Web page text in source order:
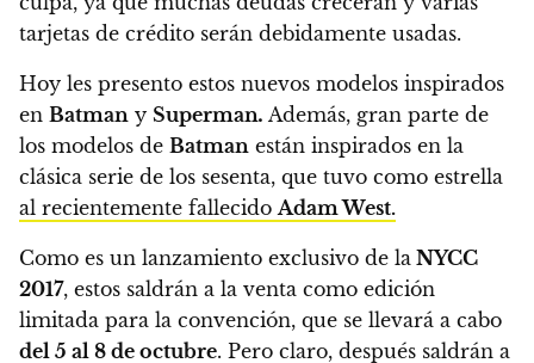
tarjetas de crédito serán debidamente usadas.
Hoy les presento estos nuevos modelos inspirados
en Batman y Superman. Además, gran parte de
los modelos de Batman están inspirados en la
clásica serie de los sesenta, que tuvo como estrella
al recientemente fallecidoAdam West.
Como es un lanzamiento exclusivo de la NYCC
2017, estos saldrán a la venta como edición
limitada para la convención, que se llevará a cabo
del 5 al 8 de octubre. Pero claro, después saldrán a